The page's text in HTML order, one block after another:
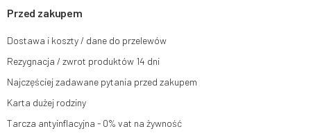
momencie bez wpływu na zgodność z prawem przetwarzania, którego
dokonano na podstawie zgody przed jej cofnięciem. W tym celu możesz
e-mail lub pisemnie na adres siedziby.
Więcej informacji:www.mouton.pl/ODO
Przed zakupem
Dostawa i koszty / dane do przelewów
Rezygnacja / zwrot produktów 14 dni
Najczęściej zadawane pytania przed zakupem
Karta dużej rodziny
Tarcza antyinflacyjna - 0% vat na żywność